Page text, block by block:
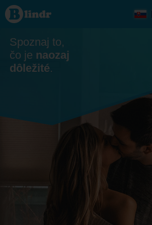
Zoznamka
Spoznaj to,
čo je naozaj
dôležité.